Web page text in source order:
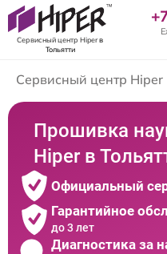
Сервисный центр Hiperв
Тольятти
Сервисный центр Hiper
Прошивка
Hiper в
Официальный
Гарантийное
до 3 лет
Диагностика за